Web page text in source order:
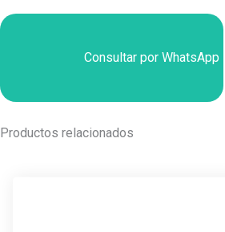
Consultar por WhatsApp
Productos relacionados